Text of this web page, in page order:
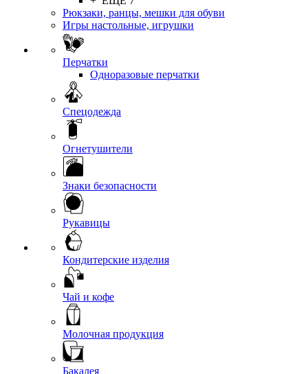
Рюкзаки, ранцы, мешки для обуви
Игры настольные, игрушки
Перчатки
Одноразовые перчатки
Спецодежда
Огнетушители
Знаки безопасности
Рукавицы
Кондитерские изделия
Чай и кофе
Молочная продукция
Бакалея